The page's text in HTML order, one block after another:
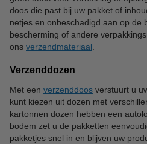
doos die past bij uw pakket of
netjes en onbeschadigd aan op de
bescherming of andere
ons verzendmateriaal
Verzenddozen
Met een verzenddoos verstuurt u
kunt kiezen uit dozen met
kartonnen dozen hebben een
bodem zet u de pakketten
pakketjes snel in en blijven uw